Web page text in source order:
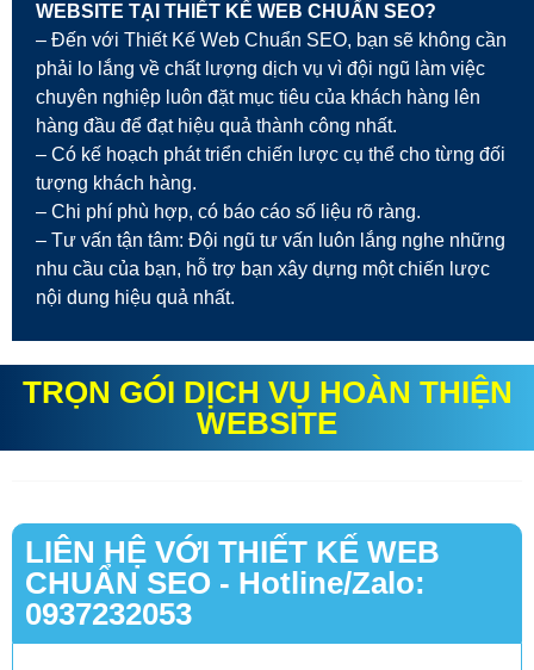
WEBSITE TẠI THIẾT KẾ WEB CHUẨN SEO?
– Đến với Thiết Kế Web Chuẩn SEO, bạn sẽ không cần
phải lo lắng về chất lượng dịch vụ vì đội ngũ làm việc
chuyên nghiệp luôn đặt mục tiêu của khách hàng lên
hàng đầu để đạt hiệu quả thành công nhất.
– Có kế hoạch phát triển chiến lược cụ thể cho từng đối
tượng khách hàng.
– Chi phí phù hợp, có báo cáo số liệu rõ ràng.
– Tư vấn tận tâm: Đội ngũ tư vấn luôn lắng nghe những
nhu cầu của bạn, hỗ trợ bạn xây dựng một chiến lược
nội dung hiệu quả nhất.
TRỌN GÓI DỊCH VỤ HOÀN THIỆN
WEBSITE
LIÊN HỆ VỚI THIẾT KẾ WEB
CHUẨN SEO - Hotline/Zalo:
0937232053